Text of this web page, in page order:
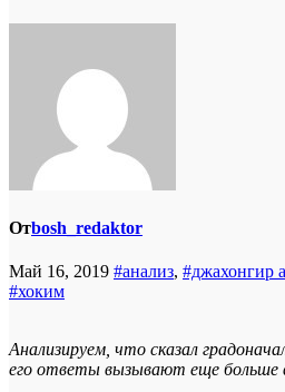
Отbosh_redaktor
Май 16, 2019 #анализ, #джахонгир
#хоким
Анализируем, что сказал
его ответы вызывают еще больше